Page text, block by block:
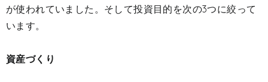
が使われていました。そして投資目的を次の3つに絞って
います。
資産づくり